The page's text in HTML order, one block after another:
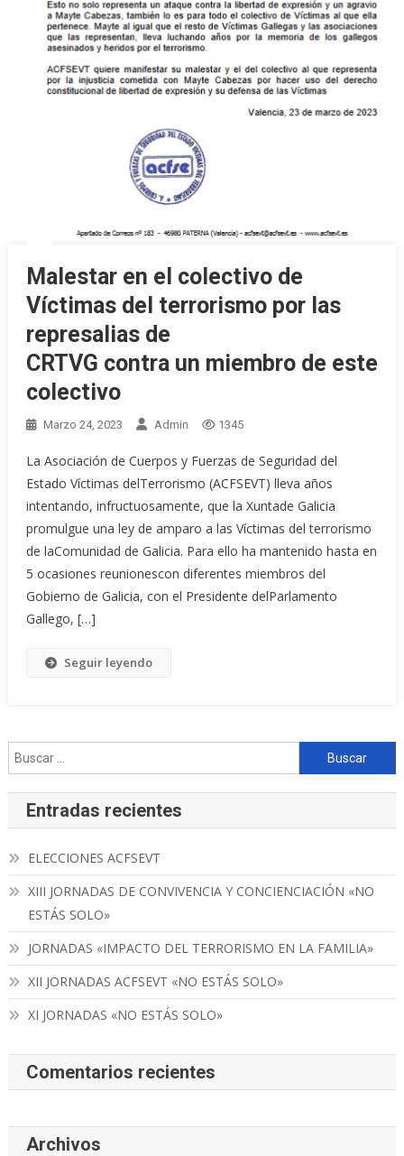
Malestar en el colectivo de
Víctimas del terrorismo por las
represalias de
CRTVG contra un miembro de este
colectivo
Marzo 24, 2023 Admin 1345
La Asociación de Cuerpos y Fuerzas de Seguridad del
Estado Víctimas delTerrorismo (ACFSEVT) lleva años
intentando, infructuosamente, que la Xuntade Galicia
promulgue una ley de amparo a las Víctimas del terrorismo
de laComunidad de Galicia. Para ello ha mantenido hasta en
5 ocasiones reunionescon diferentes miembros del
Gobierno de Galicia, con el Presidente delParlamento
Gallego, […]
Seguir leyendo
Buscar:
Entradas recientes
ELECCIONES ACFSEVT
XIII JORNADAS DE CONVIVENCIA Y CONCIENCIACIÓN «NO
ESTÁS SOLO»
JORNADAS «IMPACTO DEL TERRORISMO EN LA FAMILIA»
XII JORNADAS ACFSEVT «NO ESTÁS SOLO»
XI JORNADAS «NO ESTÁS SOLO»
Comentarios recientes
Archivos